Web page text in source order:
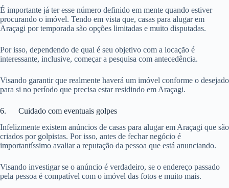
É importante já ter esse número definido em mente quando estiver
procurando o imóvel. Tendo em vista que, casas para alugar em
Araçagi por temporada são opções limitadas e muito disputadas.
Por isso, dependendo de qual é seu objetivo com a locação é
interessante, inclusive, começar a pesquisa com antecedência.
Visando garantir que realmente haverá um imóvel conforme o desejado
para si no período que precisa estar residindo em Araçagi.
6. Cuidado com eventuais golpes
Infelizmente existem anúncios de casas para alugar em Araçagi que são
criados por golpistas. Por isso, antes de fechar negócio é
importantíssimo avaliar a reputação da pessoa que está anunciando.
Visando investigar se o anúncio é verdadeiro, se o endereço passado
pela pessoa é compatível com o imóvel das fotos e muito mais.